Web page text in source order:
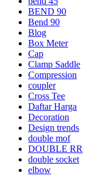
BEND 90
Bend 90
Blog
Box Meter
Cap
Clamp Saddle
Compression
coupler
Cross Tee
Daftar Harga
Decoration
Design trends
double mof
DOUBLE RR
double socket
elbow